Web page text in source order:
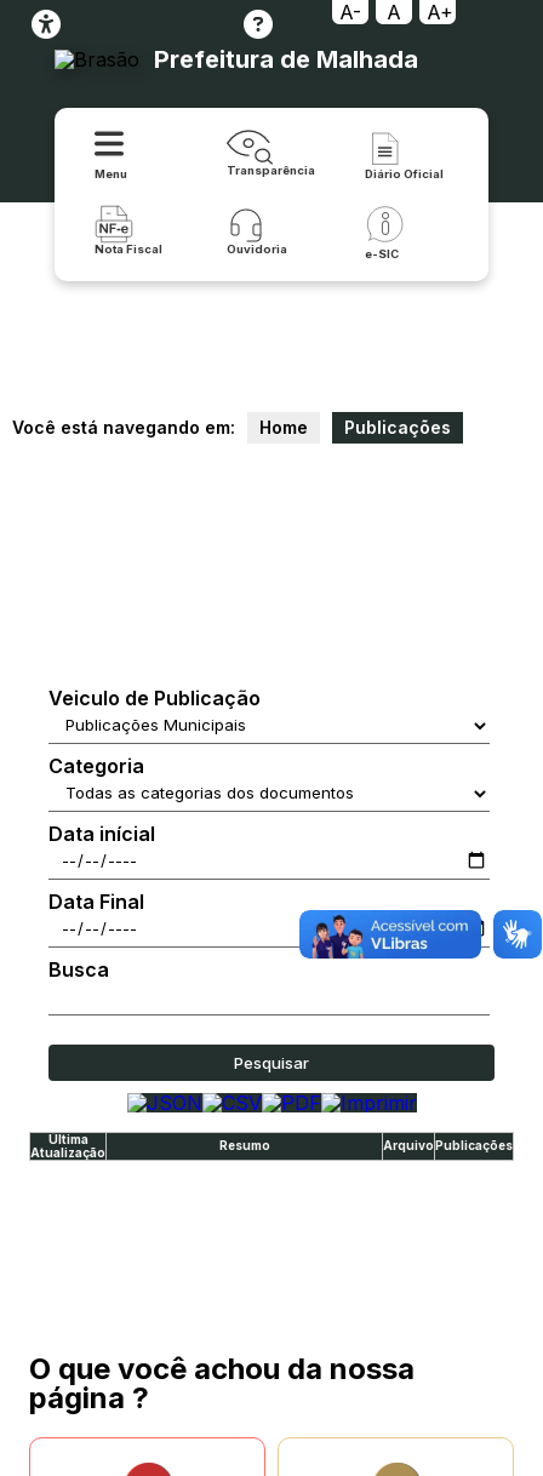
A- A A+
Prefeitura de Malhada
Menu Transparência Diário Oficial
Nota Fiscal Ouvidoria e-SIC
Você está navegando em: Home Publicações
Veiculo de Publicação
Categoria
Data inícial
Data Final
Busca
Pesquisar
Última
Atualização
Resumo ArquivoPublicações
O que você achou da nossa
página ?